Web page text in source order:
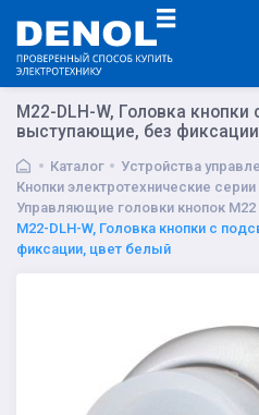
M22-DLH-W, Головка кнопки
выступающие, без
Каталог
Устройства
Кнопки электротехнические серии
Управляющие головки кнопок M22
M22-DLH-W, Головка кнопки с
фиксации, цвет белый